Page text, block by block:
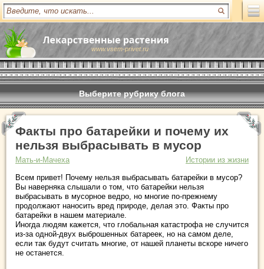
www.vsem-privet.ru
Выберите рубрику блога
Факты про батарейки и почему их
нельзя выбрасывать в мусор
Мать-и-Мачеха
Истории из жизни
Всем привет! Почему нельзя выбрасывать батарейки в мусор?
Вы наверняка слышали о том, что батарейки нельзя
выбрасывать в мусорное ведро, но многие по-прежнему
продолжают наносить вред природе, делая это. Факты про
батарейки в нашем материале.
Иногда людям кажется, что глобальная катастрофа не случится
из-за одной-двух выброшенных батареек, но на самом деле,
если так будут считать многие, от нашей планеты вскоре ничего
не останется.